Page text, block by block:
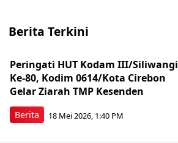
Berita Terkini
Berita
Peringati HUT Kodam III/Siliwangi
Ke-80, Kodim 0614/Kota Cirebon
Gelar Ziarah TMP Kesenden
18 Mei 2026, 1:40 PM